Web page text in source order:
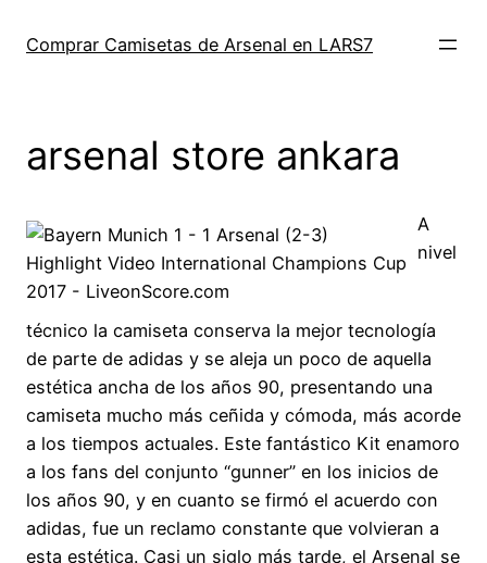
Comprar Camisetas de Arsenal en LARS7
arsenal store ankara
A
nivel
técnico la camiseta conserva la mejor tecnología
de parte de adidas y se aleja un poco de aquella
estética ancha de los años 90, presentando una
camiseta mucho más ceñida y cómoda, más acorde
a los tiempos actuales. Este fantástico Kit enamoro
a los fans del conjunto “gunner” en los inicios de
los años 90, y en cuanto se firmó el acuerdo con
adidas, fue un reclamo constante que volvieran a
esta estética. Casi un siglo más tarde, el Arsenal se